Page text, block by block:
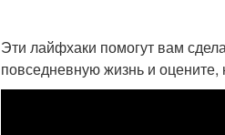
Эти лайфхаки помогут вам
повседневную жизнь и оцените,